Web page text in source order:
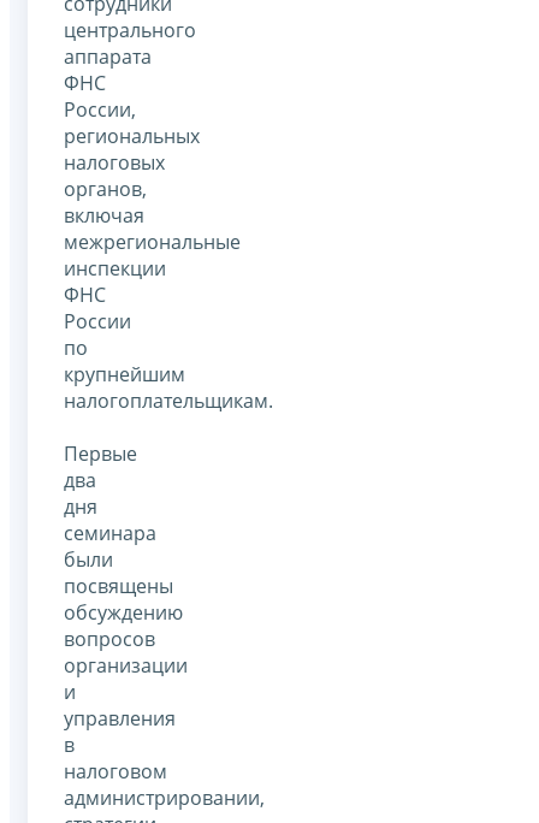
центрального
аппарата
ФНС
России,
региональных
налоговых
органов,
включая
межрегиональные
инспекции
ФНС
России
по
крупнейшим
налогоплательщикам.
Первые
два
дня
семинара
были
посвящены
обсуждению
вопросов
организации
и
управления
в
налоговом
администрировании,